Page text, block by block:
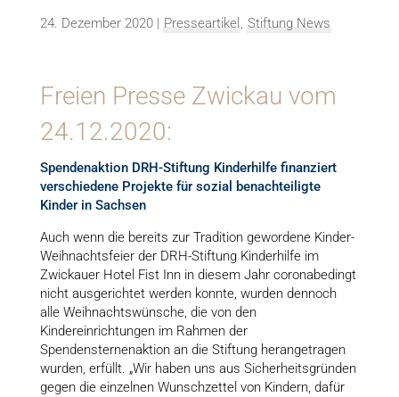
24. Dezember 2020| Presseartikel , Stiftung News
Freien Presse Zwickau vom
24.12.2020:
Spendenaktion DRH-Stiftung Kinderhilfe finanziert
verschiedene Projekte für sozial benachteiligte
Kinder in Sachsen
Auch wenn die bereits zur Tradition gewordene Kinder-
Weihnachtsfeier der DRH-Stiftung Kinderhilfe im
Zwickauer Hotel Fist Inn in diesem Jahr coronabedingt
nicht ausgerichtet werden konnte, wurden dennoch
alle Weihnachtswünsche, die von den
Kindereinrichtungen im Rahmen der
Spendensternenaktion an die Stiftung herangetragen
wurden, erfüllt. „Wir haben uns aus Sicherheitsgründen
gegen die einzelnen Wunschzettel von Kindern, dafür